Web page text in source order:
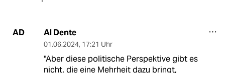
AD Al Dente
01.06.2024, 17:21 Uhr
"Aber diese politische Perspektive gibt es
nicht, die eine Mehrheit dazu bringt,